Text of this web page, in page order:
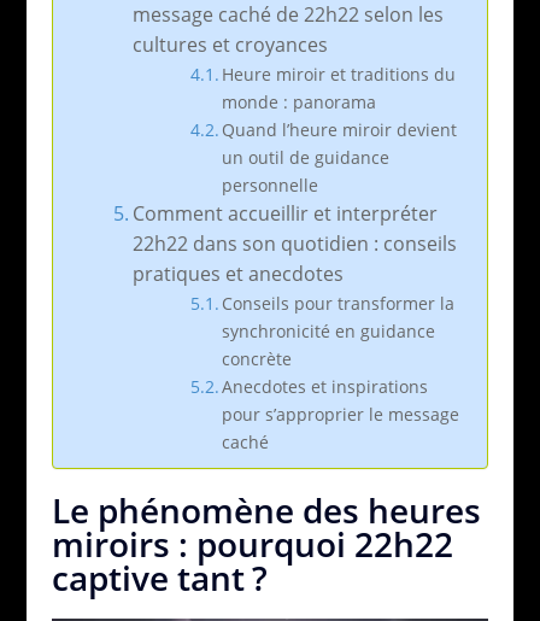
message caché de 22h22 selon les
cultures et croyances
Heure miroir et traditions du
monde : panorama
Quand l’heure miroir devient
un outil de guidance
personnelle
Comment accueillir et interpréter
22h22 dans son quotidien : conseils
pratiques et anecdotes
Conseils pour transformer la
synchronicité en guidance
concrète
Anecdotes et inspirations
pour s’approprier le message
caché
Le phénomène des heures
miroirs : pourquoi 22h22
captive tant ?